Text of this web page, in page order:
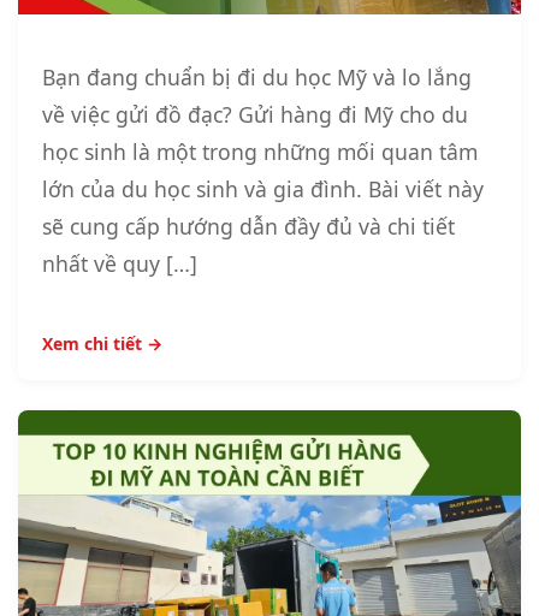
Bạn đang chuẩn bị đi du học Mỹ và lo lắng
về việc gửi đồ đạc? Gửi hàng đi Mỹ cho du
học sinh là một trong những mối quan tâm
lớn của du học sinh và gia đình. Bài viết này
sẽ cung cấp hướng dẫn đầy đủ và chi tiết
nhất về quy […]
Xem chi tiết →